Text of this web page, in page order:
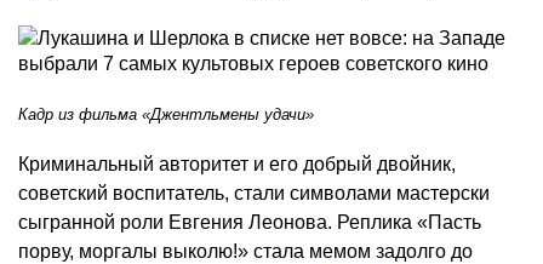
Кадр из фильма «Джентльмены удачи»
Криминальный авторитет и его добрый двойник,
советский воспитатель, стали символами мастерски
сыгранной роли Евгения Леонова. Реплика «Пасть
порву, моргалы выколю!» стала мемом задолго до